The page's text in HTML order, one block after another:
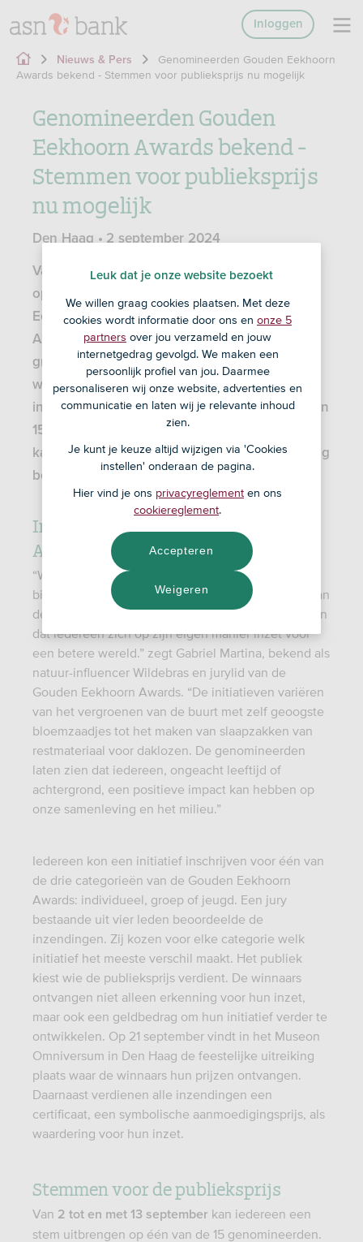
Inloggen
Nieuws & Pers
Genomineerden Gouden Eekhoorn
Awards bekend - Stemmen voor publieksprijs nu mogelijk
Genomineerden Gouden
Eekhoorn Awards bekend -
Stemmen voor publieksprijs
nu mogelijk
Den Haag • 2 september 2024
Vanaf vandaag is het mogelijk om te stemmen
op de genomineerden van de ASN Gouden
Eekhoorn Awards. Met deze awards beloont
ASN Bank mensen die zich inzetten voor een
groene en sociale toekomst. De afgelopen
weken hebben honderden initiatieven zich
ingeschreven. De jury heeft uit alle inzendingen
15 inspirerende initiatieven geselecteerd die
kans maken op een prijs. Het grote publiek mag
bepalen wie de publieksprijs wint.
Inzendingen ASN Gouden Eekhoorn
Awards
“We hebben enorm veel inspirerende initiatieven
binnengekregen. En we zijn erg onder de indruk van
de mooie inzendingen. Ontzettend goed om te zien
dat iedereen zich op zijn eigen manier inzet voor
een betere wereld.” zegt Gabriel Martina, bekend als
natuur-influencer Wildebras en jurylid van de
Gouden Eekhoorn Awards. “De initiatieven variëren
van het vergroenen van de buurt met zelf geoogste
bloemzaadjes tot het maken van slaapzakken van
restmateriaal voor daklozen. De genomineerden
laten zien dat iedereen, ongeacht leeftijd of
achtergrond, een positieve impact kan hebben op
onze samenleving en het milieu.”
Iedereen kon een initiatief inschrijven voor één van
de drie categorieën van de Gouden Eekhoorn
Awards: individueel, groep of jeugd. Een jury
bestaande uit vier leden beoordeelde de
inzendingen. Zij kozen voor elke categorie welk
initiatief het meeste verschil maakt. Het publiek
kiest wie de publieksprijs verdient. De winnaars
ontvangen niet alleen erkenning voor hun inzet,
maar ook een geldbedrag om hun initiatief verder te
ontwikkelen. Op 21 september vindt in het Museon
Omniversum in Den Haag de feestelijke uitreiking
plaats waar de winnaars hun prijzen ontvangen.
Daarnaast verdienen alle inzendingen een
certificaat, een symbolische aanmoedigingsprijs, als
waardering voor hun inzet.
Stemmen voor de publieksprijs
Van 2 tot en met 13 september kan iedereen een
stem uitbrengen op één van de 15 genomineerden.
Leuk dat je onze website bezoekt
We willen graag cookies plaatsen. Met deze
cookies wordt informatie door ons en onze 5
partners over jou verzameld en jouw
internetgedrag gevolgd. We maken een
persoonlijk profiel van jou. Daarmee
personaliseren wij onze website, advertenties en
communicatie en laten wij je relevante inhoud
zien.
Je kunt je keuze altijd wijzigen via 'Cookies
instellen' onderaan de pagina.
Hier vind je ons privacyreglement en ons
cookiereglement.
Weigeren
Accepteren